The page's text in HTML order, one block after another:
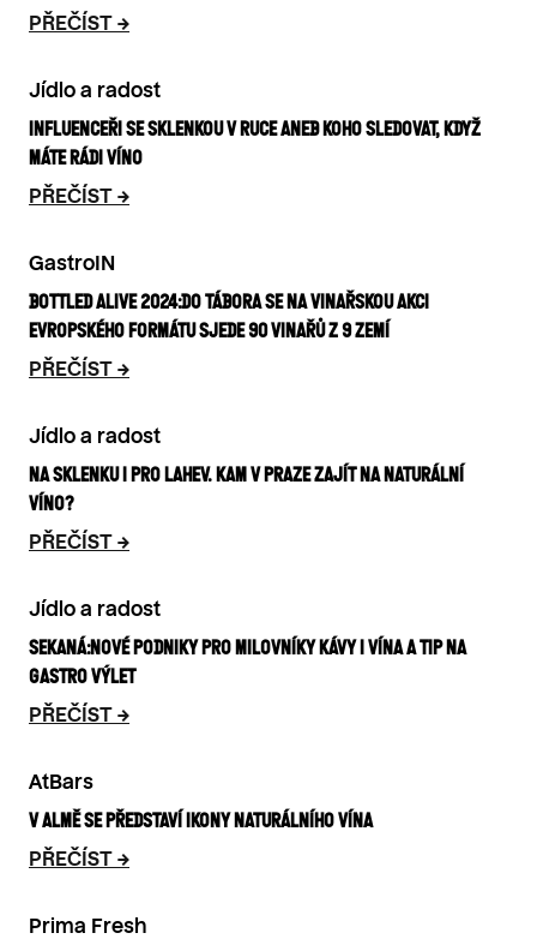
PŘEČÍST
Jídlo a radost
INFLUENCEŘI SE SKLENKOU V RUCE ANEB KOHO SLEDOVAT, KDYŽ
MÁTE RÁDI VÍNO
PŘEČÍST
GastroIN
BOTTLED ALIVE 2024: DO TÁBORA SE NA VINAŘSKOU AKCI
EVROPSKÉHO FORMÁTU SJEDE 90 VINAŘŮ Z 9 ZEMÍ
PŘEČÍST
Jídlo a radost
NA SKLENKU I PRO LAHEV. KAM V PRAZE ZAJÍT NA NATURÁLNÍ
VÍNO?
PŘEČÍST
Jídlo a radost
SEKANÁ: NOVÉ PODNIKY PRO MILOVNÍKY KÁVY I VÍNA A TIP NA
GASTRO VÝLET
PŘEČÍST
AtBars
V ALMĚ SE PŘEDSTAVÍ IKONY NATURÁLNÍHO VÍNA
PŘEČÍST
Prima Fresh